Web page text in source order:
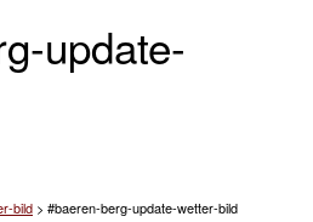
update-
bild > #baeren-berg-update-wetter-bild